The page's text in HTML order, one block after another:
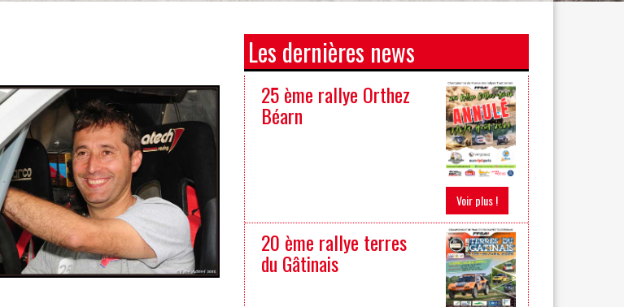
Les dernières news
25 ème rallye Orthez
Béarn
Voir plus !
20 ème rallye terres
du Gâtinais